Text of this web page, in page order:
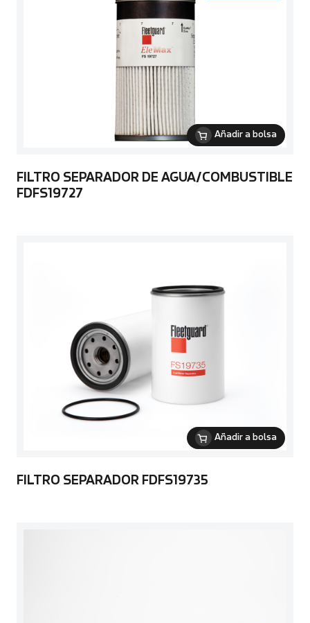
Añadir a bolsa
FILTRO SEPARADOR DE AGUA/COMBUSTIBLE
FDFS19727
Añadir a bolsa
FILTRO SEPARADOR FDFS19735